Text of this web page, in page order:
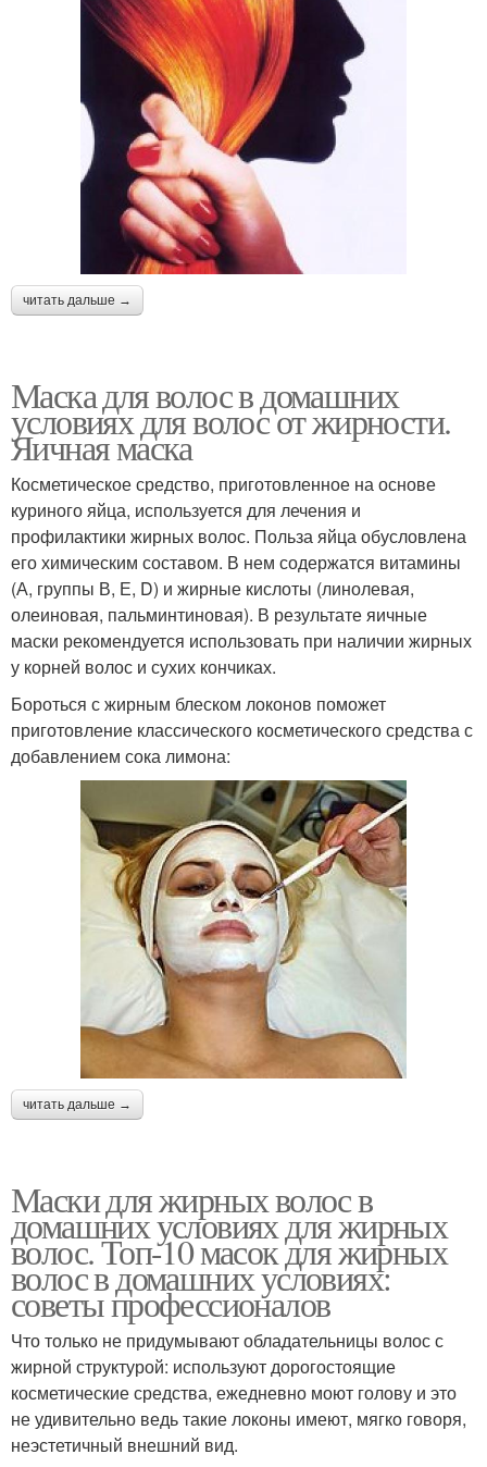
читать дальше →
Маска для волос в домашних
условиях для волос от жирности.
Яичная маска
Косметическое средство, приготовленное на основе
куриного яйца, используется для лечения и
профилактики жирных волос. Польза яйца обусловлена
его химическим составом. В нем содержатся витамины
(А, группы В, Е, D) и жирные кислоты (линолевая,
олеиновая, пальминтиновая). В результате яичные
маски рекомендуется использовать при наличии жирных
у корней волос и сухих кончиках.
Бороться с жирным блеском локонов поможет
приготовление классического косметического средства с
добавлением сока лимона:
читать дальше →
Маски для жирных волос в
домашних условиях для жирных
волос. Топ-10 масок для жирных
волос в домашних условиях:
советы профессионалов
Что только не придумывают обладательницы волос с
жирной структурой: используют дорогостоящие
косметические средства, ежедневно моют голову и это
не удивительно ведь такие локоны имеют, мягко говоря,
неэстетичный внешний вид.